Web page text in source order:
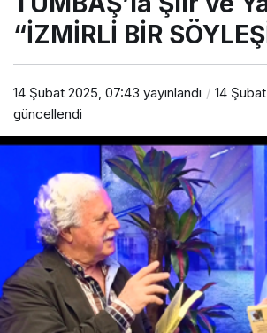
“İZMİRLİ BİR
14 Şubat 2025, 07:43 yayınlandı
14
güncellendi